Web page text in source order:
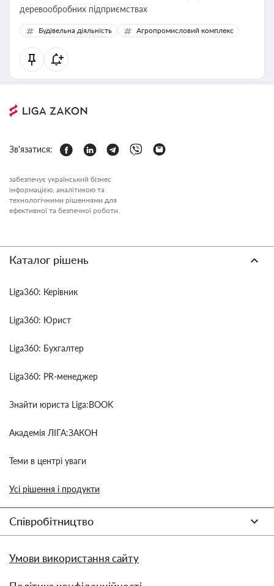
деревообробних підприємствах
Будівельна діяльність Агропромисловий комплекс
Зв'язатися:
забезпечує український бізнес
інформацією, аналітикою та
технологічними рішеннями для
ефективної та безпечної роботи.
Каталог рішень
Liga360: Керівник
Liga360: Юрист
Liga360: Бухгалтер
Liga360: PR-менеджер
Знайти юриста Liga:BOOK
Академія ЛІГА:ЗАКОН
Теми в центрі уваги
Усі рішення і продукти
Співробітництво
Умови використання сайту